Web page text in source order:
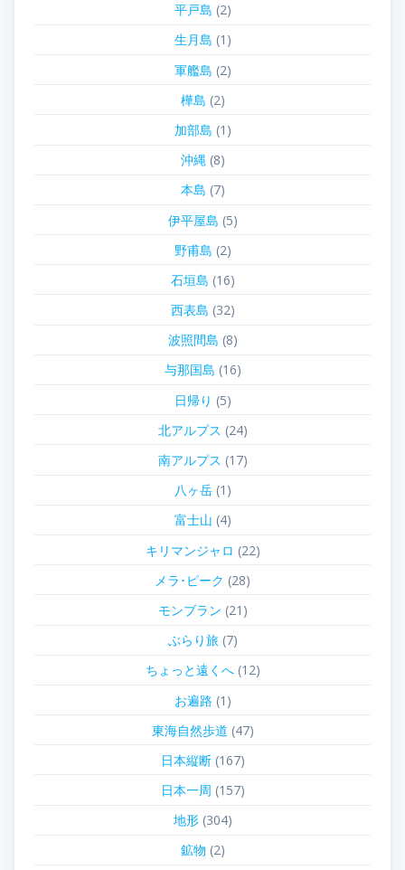
平戸島 (2)
生月島 (1)
軍艦島 (2)
樺島 (2)
加部島 (1)
沖縄(8)
本島 (7)
伊平屋島 (5)
野甫島 (2)
石垣島 (16)
西表島 (32)
波照間島 (8)
与那国島 (16)
日帰り (5)
北アルプス (24)
南アルプス (17)
八ヶ岳(1)
富士山 (4)
キリマンジャロ (22)
メラ･ピーク (28)
モンブラン (21)
ぶらり旅(7)
ちょっと遠くへ(12)
お遍路 (1)
東海自然歩道 (47)
日本縦断(167)
日本一周 (157)
地形(304)
鉱物 (2)